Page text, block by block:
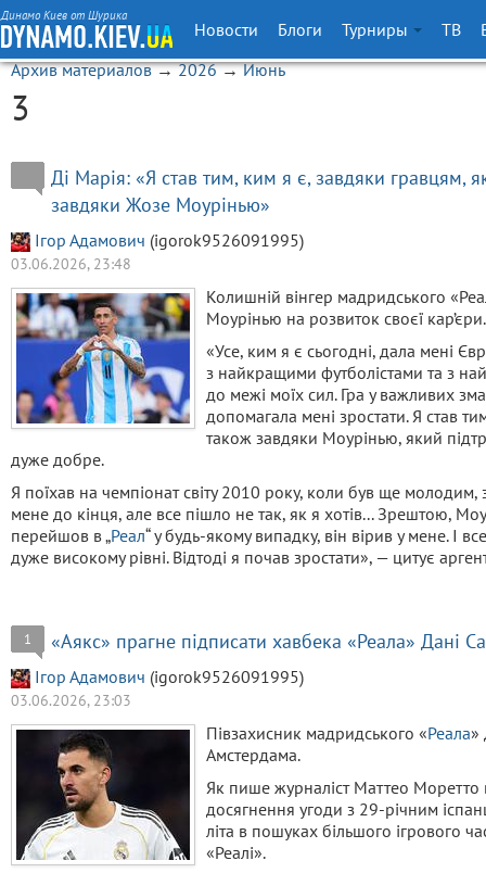
Динамо Киев от Шурика
Новости Блоги Турниры ТВ
Архив материалов→2026→Июнь
3
Ді Марія: «Я став тим, ким я є, завдяки гравцям,
завдяки Жозе Моурінью»
Ігор Адамович (igorok9526091995)
03.06.2026, 23:48
Колишній вінгер мадридського
Моурінью на розвиток своєї кар’єри.
«Усе, ким я є сьогодні, дала мені
з найкращими футболістами та з
до межі моїх сил. Гра у важливих
допомагала мені зростати. Я став
також завдяки Моурінью, який
дуже добре.
Я поїхав на чемпіонат світу 2010 року, коли був ще
мене до кінця, але все пішло не так, як я хотів... Зрештою,
перейшов в „Реал“ у будь-якому випадку, він вірив у мене. І
дуже високому рівні. Відтоді я почав зростати», — цитує
1 «Аякс» прагне підписати хавбека «Реала» Дані
Ігор Адамович (igorok9526091995)
03.06.2026, 23:03
Півзахисник мадридського «Реала»
Амстердама.
Як пише журналіст Маттео Моретто
досягнення угоди з 29-річним
літа в пошуках більшого ігрового
«Реалі».